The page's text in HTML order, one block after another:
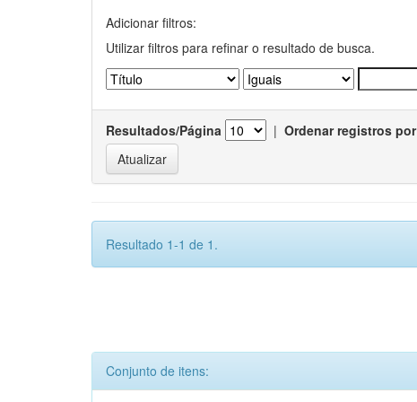
Adicionar filtros:
Utilizar filtros para refinar o resultado de busca.
Resultados/Página | Ordenar registros por
Resultado 1-1 de 1.
Conjunto de itens: